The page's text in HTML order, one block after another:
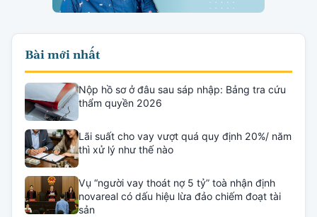
Bài mới nhất
Nộp hồ sơ ở đâu sau sáp nhập: Bảng tra cứu
thẩm quyền 2026
Lãi suất cho vay vượt quá quy định 20%/ năm
thì xử lý như thế nào
Vụ “người vay thoát nợ 5 tỷ” toà nhận định
novareal có dấu hiệu lừa đảo chiếm đoạt tài
sản